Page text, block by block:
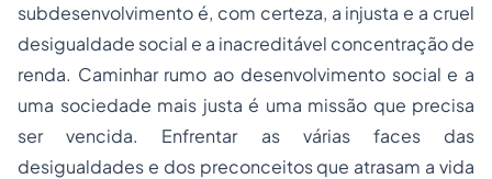
subdesenvolvimento é, com certeza, a injusta e a cruel
desigualdade social e a inacreditável concentração de
renda. Caminhar rumo ao desenvolvimento social e a
uma sociedade mais justa é uma missão que precisa
ser vencida. Enfrentar as várias faces das
desigualdades e dos preconceitos que atrasam a vida